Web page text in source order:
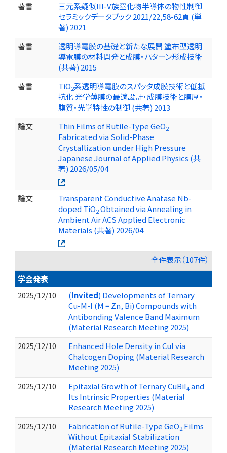
著書
三元系疑似III-V族窒化物半導体の物性制御
セラミックデータブック 2021/22,58-62頁 (単
著) 2021
著書
透明導電膜の基礎と新たな展開 塗布型透明
導電膜の材料開発と成膜・パターン形成技術
(共著) 2015
著書
TiO2系透明導電膜のスパッタ成膜技術と低抵
抗化 光学薄膜の最適設計・成膜技術と膜厚・
膜質・光学特性の制御 (共著) 2013
論文
Thin Films of Rutile-Type GeO2
Fabricated via Solid-Phase
Crystallization under High Pressure
Japanese Journal of Applied Physics (共
著) 2026/05/04
論文
Transparent Conductive Anatase Nb-
doped TiO2Obtained via Annealing in
Ambient Air ACS Applied Electronic
Materials (共著) 2026/04
全件表示（107件）
学会発表
2025/12/10
(Invited) Developments of Ternary
Cu-M-I (M = Zn, Bi) Compounds with
Antibonding Valence Band Maximum
(Material Research Meeting 2025)
2025/12/10
Enhanced Hole Density in CuI via
Chalcogen Doping (Material Research
Meeting 2025)
2025/12/10
Epitaxial Growth of Ternary CuBiI4and
Its Intrinsic Properties (Material
Research Meeting 2025)
2025/12/10
Fabrication of Rutile-Type GeO2 Films
Without Epitaxial Stabilization
(Material Research Meeting 2025)